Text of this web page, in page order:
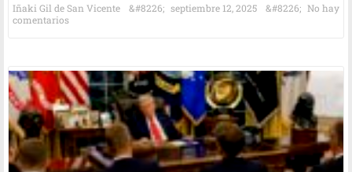
Iña­ki Gil de San Vicente sep­tiem­bre 12, 2025
No hay
comentarios